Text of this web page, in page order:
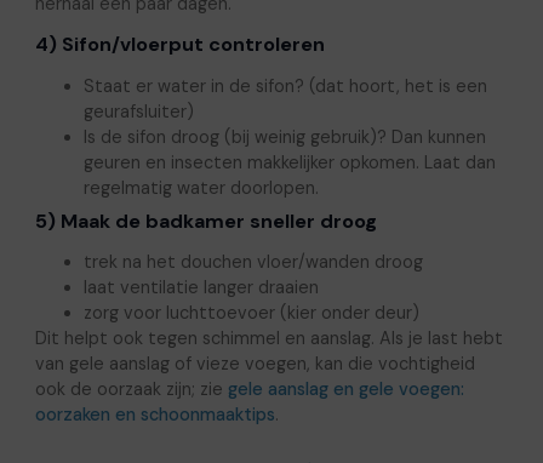
4) Sifon/vloerput controleren
Staat er water in de sifon? (dat hoort, het is een
geurafsluiter)
Is de sifon droog (bij weinig gebruik)? Dan kunnen
geuren en insecten makkelijker opkomen. Laat dan
regelmatig water doorlopen.
5) Maak de badkamer sneller droog
trek na het douchen vloer/wanden droog
laat ventilatie langer draaien
zorg voor luchttoevoer (kier onder deur)
Dit helpt ook tegen schimmel en aanslag. Als je last hebt
van gele aanslag of vieze voegen, kan die vochtigheid
ook de oorzaak zijn; zie gele aanslag en gele voegen:
oorzaken en schoonmaaktips.